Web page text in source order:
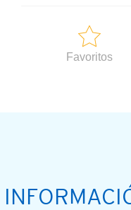
Favoritos